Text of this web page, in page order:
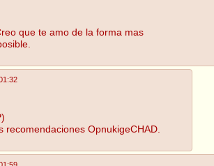
que te amo de la forma mas
recomendaciones OpnukigeCHAD.